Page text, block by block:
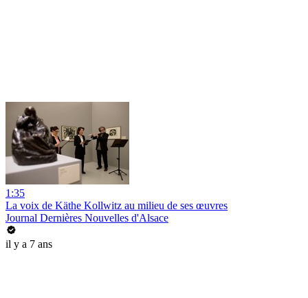
1:35
La voix de Käthe Kollwitz au milieu de ses œuvres
Journal Dernières Nouvelles d'Alsace
il y a 7 ans